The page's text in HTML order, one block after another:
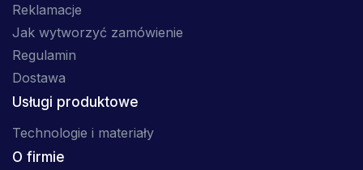
Reklamacje
Jak wytworzyć zamówienie
Regulamin
Dostawa
Usługi produktowe
Technologie i materiały
O firmie